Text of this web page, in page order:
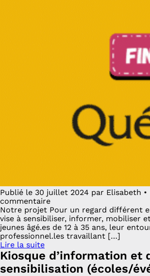
Publié le 30 juillet 2024 par Elisabeth •
commentaire
Notre projet Pour un regard différent
vise à sensibiliser, informer, mobiliser
jeunes âgé.es de 12 à 35 ans, leur
professionnel.les travaillant […]
Lire la suite
Kiosque d’information et
sensibilisation (écoles/